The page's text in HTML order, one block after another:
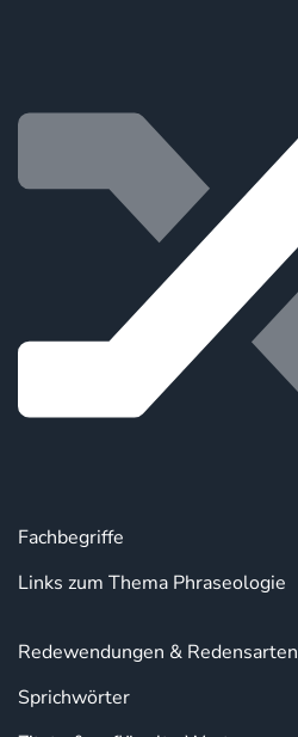
Fachbegriffe
Links zum Thema Phraseologie
Redewendungen & Redensarten
Sprichwörter